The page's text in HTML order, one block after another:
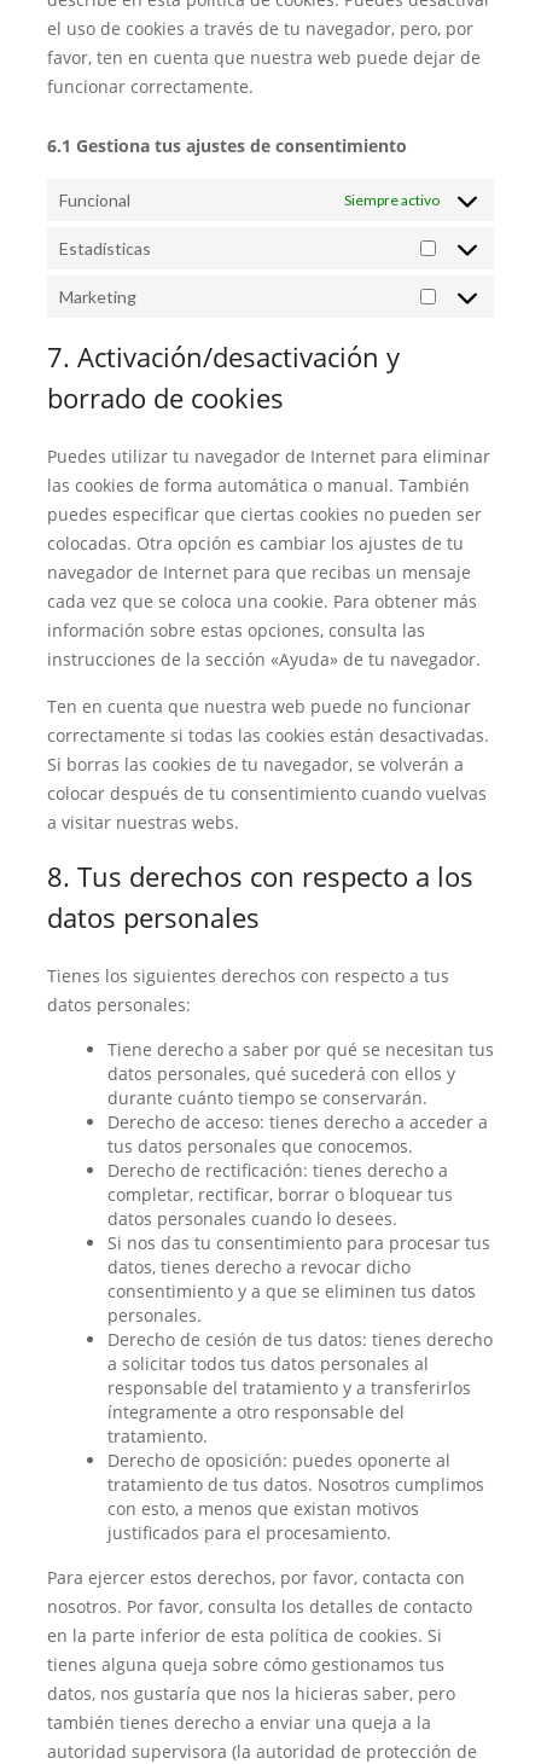
el uso de cookies a través de tu navegador, pero, por
favor, ten en cuenta que nuestra web puede dejar de
funcionar correctamente.
6.1 Gestiona tus ajustes de consentimiento
Funcional Siempre activo
Estadísticas
Marketing
7. Activación/desactivación y
borrado de cookies
Puedes utilizar tu navegador de Internet para eliminar
las cookies de forma automática o manual. También
puedes especificar que ciertas cookies no pueden ser
colocadas. Otra opción es cambiar los ajustes de tu
navegador de Internet para que recibas un mensaje
cada vez que se coloca una cookie. Para obtener más
información sobre estas opciones, consulta las
instrucciones de la sección «Ayuda» de tu navegador.
Ten en cuenta que nuestra web puede no funcionar
correctamente si todas las cookies están desactivadas.
Si borras las cookies de tu navegador, se volverán a
colocar después de tu consentimiento cuando vuelvas
a visitar nuestras webs.
8. Tus derechos con respecto a los
datos personales
Tienes los siguientes derechos con respecto a tus
datos personales:
Tiene derecho a saber por qué se necesitan tus
datos personales, qué sucederá con ellos y
durante cuánto tiempo se conservarán.
Derecho de acceso: tienes derecho a acceder a
tus datos personales que conocemos.
Derecho de rectificación: tienes derecho a
completar, rectificar, borrar o bloquear tus
datos personales cuando lo desees.
Si nos das tu consentimiento para procesar tus
datos, tienes derecho a revocar dicho
consentimiento y a que se eliminen tus datos
personales.
Derecho de cesión de tus datos: tienes derecho
a solicitar todos tus datos personales al
responsable del tratamiento y a transferirlos
íntegramente a otro responsable del
tratamiento.
Derecho de oposición: puedes oponerte al
tratamiento de tus datos. Nosotros cumplimos
con esto, a menos que existan motivos
justificados para el procesamiento.
Para ejercer estos derechos, por favor, contacta con
nosotros. Por favor, consulta los detalles de contacto
en la parte inferior de esta política de cookies. Si
tienes alguna queja sobre cómo gestionamos tus
datos, nos gustaría que nos la hicieras saber, pero
también tienes derecho a enviar una queja a la
autoridad supervisora (la autoridad de protección de